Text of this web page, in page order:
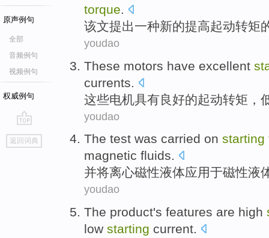
原声例句
全部
音频例句
视频例句
权威例句
go
top
返回词典
torque.
该文提出一种新的提高起动转矩
youdao
These motors have excellent
currents
这些电机具有良好的起动转矩，
youdao
The test was carried on starting
magnetic fluids.
并将离心磁性液体应用于磁性液
youdao
The product's features are high
low starting current.